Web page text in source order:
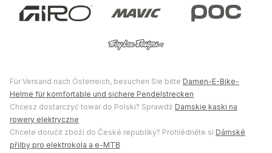
Für Versand nach Österreich, besuchen Sie bitte Damen-E-Bike-
Helme für komfortable und sichere Pendelstrecken
Chcesz dostarczyć towar do Polski? Sprawdź Damskie kaski na
rowery elektryczne
Chcete doručit zboží do České republiky? Prohlédněte si Dámské
přilby pro elektrokola a e-MTB